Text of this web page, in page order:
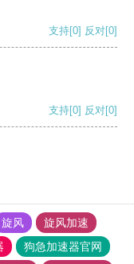
支持[0] 反对[0]
支持[0] 反对[0]
旋风
旋风加速
狗急加速器官网